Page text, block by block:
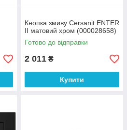
Кнопка змиву Cersanit ENTER
II матовий хром (000028658)
Готово до відправки
2 011 ₴
Купити